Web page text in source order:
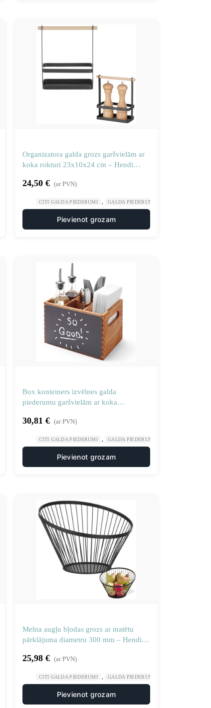
GASTRONOMIJA , RESTORĀNS
Organizatora galda grozs garšvielām ar
koka rokturi 23x10x24 cm – Hendi
24,50 € (ar PVN)
CITI GALDA PIEDERUMI GALDA PIEDERUMI
Pievienot grozam
GASTRONOMIJA , RESTORĀNS
Box konteiners izvēlnes galda
piederumu garšvielām ar koka
30,81 € (ar PVN)
CITI GALDA PIEDERUMI GALDA PIEDERUMI
Pievienot grozam
GASTRONOMIJA , RESTORĀNS
Melna augļu bļodas grozs ar matētu
pārklājuma diametru 300 mm – Hendi
25,98 € (ar PVN)
CITI GALDA PIEDERUMI GALDA PIEDERUMI
Pievienot grozam